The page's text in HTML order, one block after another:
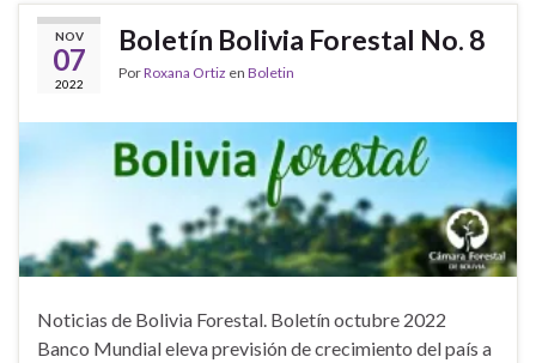
NOV
07
2022
Boletín Bolivia Forestal No. 8
PorRoxana Ortiz en Boletin
Noticias de Bolivia Forestal. Boletín octubre 2022
Banco Mundial eleva previsión de crecimiento del país a